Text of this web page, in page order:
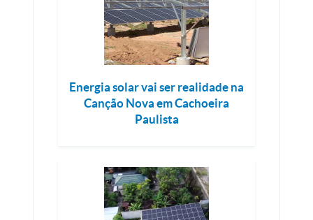
Energia solar vai ser realidade na
Canção Nova em Cachoeira
Paulista